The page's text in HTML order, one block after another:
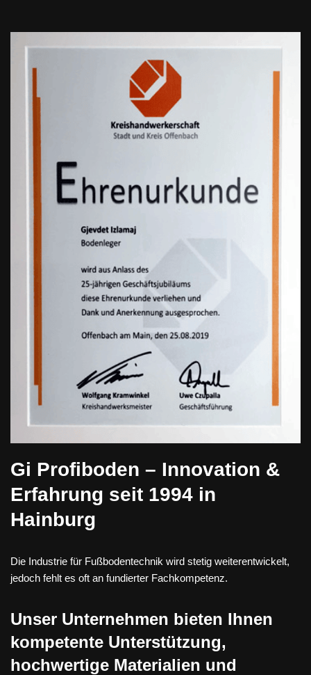
Gi Profiboden – Innovation &
Erfahrung seit 1994 in
Hainburg
Die Industrie für Fußbodentechnik wird stetig weiterentwickelt,
jedoch fehlt es oft an fundierter Fachkompetenz.
Unser Unternehmen bieten Ihnen
kompetente Unterstützung,
hochwertige Materialien und